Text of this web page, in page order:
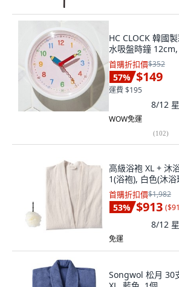
HC CLOCK 韓國
水吸盤時鐘
首購折扣價$352
57% $149
運費 $195
8/12
WOW免運
(102)
高級浴袍 XL + 沐
1(浴袍), 白色(沐
首購折扣價$1,982
53% $913 (
8/12
免運
Songwol 松月 30